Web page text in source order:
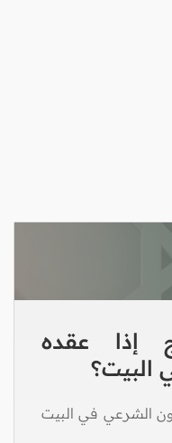
إذا عقده
البيت؟
الشرعي في البيت